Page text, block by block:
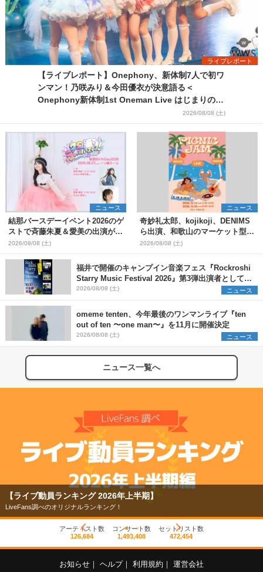
ライブレポート
【ライブレポート】Onephony、新体制7人で初ワ
ンマン！乃咲みり＆今田優衣が決意語る＜
Onephony新体制1st Oneman Live はじまりの夏
2026/08/08 (土)
ニュース
結那バースデーイベント2026のゲ
ストで斉藤朱夏＆愛美の出演が決
定
2026/08/08 (土)
ニュース
奇妙礼太郎、kojikoji、DENIMS
ら出演、和歌山のマーケット型野
外イベント『PICNIC JAM
2026』早割チケット発売開始
2026/08/08 (土)
福井で開催のキャンプイン音楽フェス『Rockroshi
Starry Music Festival 2026』第3弾出演者として
SCOOBIE DO、かりゆし58、Reiを発表
2026/08/08 (土) ニュース
omeme tenten、今年最後のワンマンライブ『ten
out of ten 〜one man〜』を11月に開催決定
2026/08/08 (土) ニュース
ニュース一覧へ
【ライブ動員ランキング 2026年上半期】
LiveFans調べのオリジナルランキング！
アーティスト数
126,684
コンサート数
1,493,408
セットリスト数
472,454
お知らせ ヘルプ 利用規約 運営会社